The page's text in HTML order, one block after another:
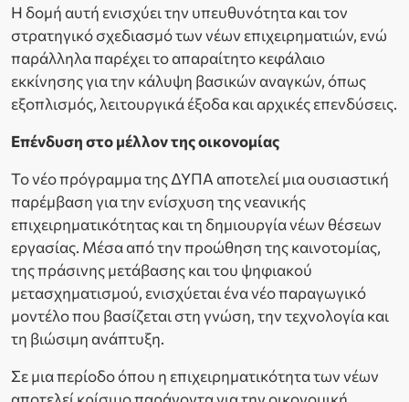
Η δομή αυτή ενισχύει την υπευθυνότητα και τον
στρατηγικό σχεδιασμό των νέων επιχειρηματιών, ενώ
παράλληλα παρέχει το απαραίτητο κεφάλαιο
εκκίνησης για την κάλυψη βασικών αναγκών, όπως
εξοπλισμός, λειτουργικά έξοδα και αρχικές επενδύσεις.
Επένδυση στο μέλλον της οικονομίας
Το νέο πρόγραμμα της ΔΥΠΑ αποτελεί μια ουσιαστική
παρέμβαση για την ενίσχυση της νεανικής
επιχειρηματικότητας και τη δημιουργία νέων θέσεων
εργασίας. Μέσα από την προώθηση της καινοτομίας,
της πράσινης μετάβασης και του ψηφιακού
μετασχηματισμού, ενισχύεται ένα νέο παραγωγικό
μοντέλο που βασίζεται στη γνώση, την τεχνολογία και
τη βιώσιμη ανάπτυξη.
Σε μια περίοδο όπου η επιχειρηματικότητα των νέων